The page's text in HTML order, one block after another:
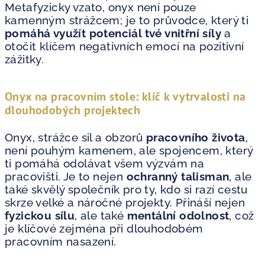
Metafyzicky vzato, onyx není pouze
kamenným strážcem; je to průvodce, který ti
pomáhá využít potenciál tvé vnitřní síly a
otočit klíčem negativních emocí na pozitivní
zážitky.
Onyx na pracovním stole: klíč k vytrvalosti na
dlouhodobých projektech
Onyx, strážce sil a obzorů pracovního života,
není pouhým kamenem, ale spojencem, který
ti pomáhá odolávat všem výzvám na
pracovišti. Je to nejen ochranný talisman, ale
také skvělý společník pro ty, kdo si razí cestu
skrze velké a náročné projekty. Přináší nejen
fyzickou sílu, ale také mentální odolnost, což
je klíčové zejména při dlouhodobém
pracovním nasazení.